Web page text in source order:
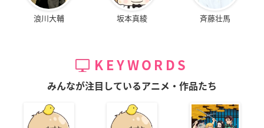
浪川大輔 坂本真綾 斉藤壮馬
KEYWORDS
みんなが注目しているアニメ・作品たち